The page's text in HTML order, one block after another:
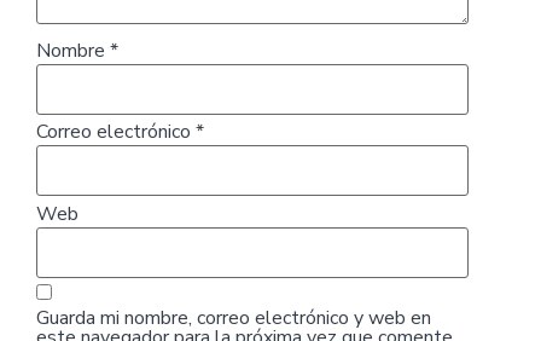
Nombre *
Correo electrónico *
Web
Guarda mi nombre, correo electrónico y web en